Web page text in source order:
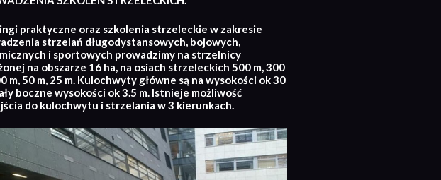
praktyczne oraz szkolenia strzeleckie w zakresie
strzelań długodystansowych, bojowych,
i sportowych prowadzimy na strzelnicy
na obszarze 16 ha, na osiach strzeleckich 500 m, 300
m, 50 m, 25 m. Kulochwyty główne są na wysokości ok 30
boczne wysokości ok 3.5 m. Istnieje możliwość
do kulochwytu i strzelania w 3 kierunkach.